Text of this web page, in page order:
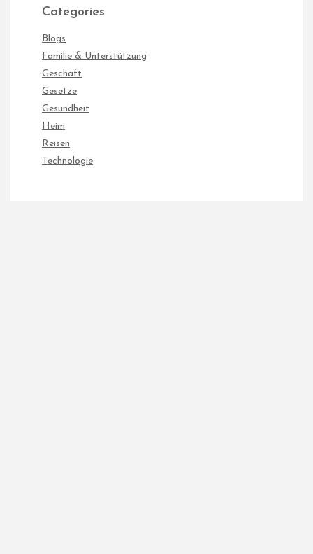
Categories
Blogs
Familie & Unterstützung
Geschaft
Gesetze
Gesundheit
Heim
Reisen
Technologie